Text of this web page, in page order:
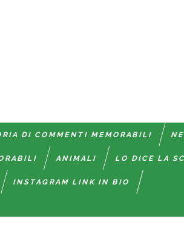
DI COMMENTI MEMORABILI
ANIMALI LO DICE LA
INSTAGRAM LINK IN BIO